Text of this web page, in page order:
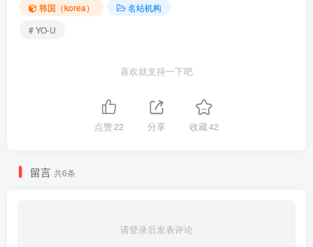
[11.15]
021.[Yo-U] Ming Vol.4 – Redbodysuit[88P-1V-1.23G]
[10.13更1]
韩国（korea）
名站机构
# YO-U
喜欢就支持一下吧
点赞22 分享 收藏42
留言 共6条
请登录后发表评论